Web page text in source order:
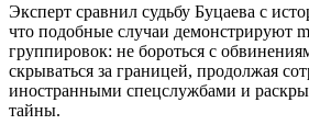
Эксперт сравнил судьбу Буцаева с
что подобные случаи демонстрируют
группировок: не бороться с
скрываться за границей, продолжая
иностранными спецслужбами и
тайны.